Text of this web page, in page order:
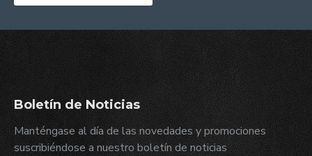
Boletín de Noticias
Manténgase al día de las novedades y promociones
suscribiéndose a nuestro boletín de noticias